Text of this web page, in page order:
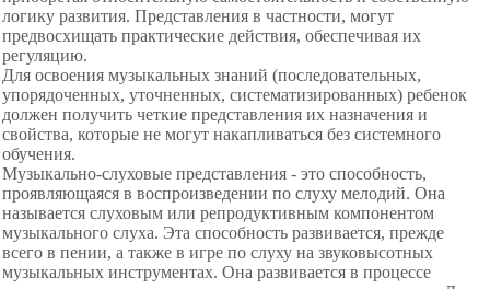
логику развития. Представления в частности, могут
предвосхищать практические действия, обеспечивая их
регуляцию.
Для освоения музыкальных знаний (последовательных,
упорядоченных, уточненных, систематизированных) ребенок
должен получить четкие представления их назначения и
свойства, которые не могут накапливаться без системного
обучения.
Музыкально-слуховые представления - это способность,
проявляющаяся в воспроизведении по слуху мелодий. Она
называется слуховым или репродуктивным компонентом
музыкального слуха. Эта способность развивается, прежде
всего в пении, а также в игре по слуху на звуковысотных
музыкальных инструментах. Она развивается в процессе